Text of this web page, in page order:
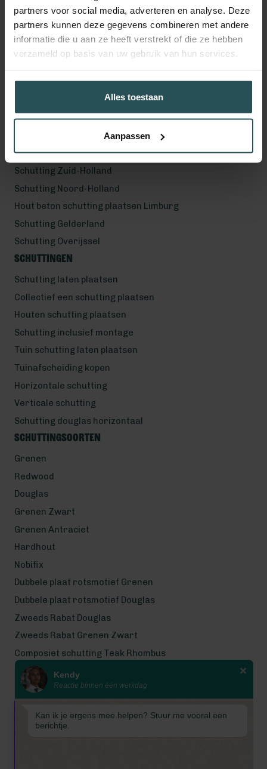
partners voor social media, adverteren en analyse. Deze
partners kunnen deze gegevens combineren met andere
informatie die u aan ze heeft verstrekt of die ze hebben
verzameld op basis van uw gebruik van hun services.
Alles toestaan
Aanpassen
Wij zijn even met bouwvak! Van 7
tot en met 16 augustus is
Hout beton schutting plaatsen Helmond
Hout beton schutting plaatsen Vught
Hout beton schutting plaatsen Den Bosch
Hout beton schutting plaatsen Uden
Schutting Noord-Brabant
Schutting Zuid-Holland
Schutting Noord-Holland
Hout beton schutting plaatsen Limburg
Schutting Gelderland
Schutting Overijssel
Schuttingen
Schutting laten plaatsen
Collectief een schutting plaatsen
Houten schutting plaatsen
Schutting inclusief montage
Tuin schutting laten plaatsen
Tuinafscheiding kopen
Horizontale schutting
Verticale schutting
Schutting douglas horizontaal
Schuttingsoorten
Grenen
Redwood
Douglas
Grenen Zwart
Grenen Antraciet
Hardhout
Nobifix
Dubbele plaat rotsmotief Grenen
Dubbele plaat rotsmotief Douglas
Zweeds Rabat Douglas
Zweeds Rabat Grenen Zwart
Composiet schutting Teak Rhombus
Wij werken met eerlijke
gecertificeerde houtsoorten
Kendy
Reactie binnen één werkdag
Kan ik je ergens mee helpen? Stuur me vooral een
berichtje.